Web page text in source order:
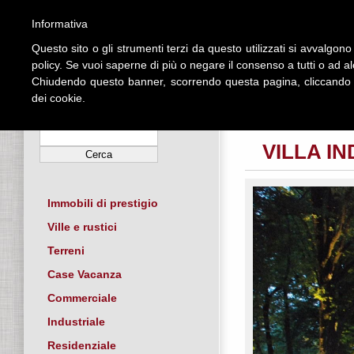
HOME
Immobili di prestigio
Ville e rustici
Terreni
Case Vacanza
Commerciale
Industriale
Residenziale
VILLA
Informativa
Questo sito o gli strumenti terzi da questo utilizzati si
policy. Se vuoi saperne di più o negare il consenso a tutti o ad
Chiudendo questo banner, scorrendo questa pagina,
dei cookie.